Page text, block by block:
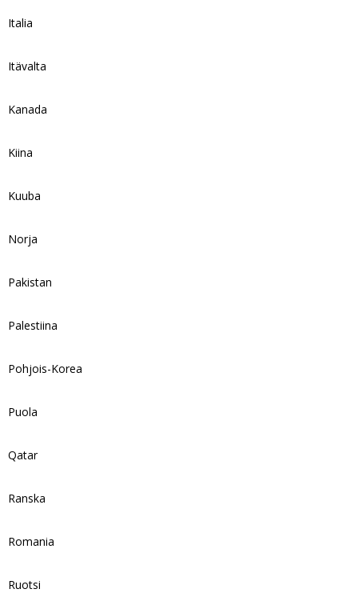
Italia
Itävalta
Kanada
Kiina
Kuuba
Norja
Pakistan
Palestiina
Pohjois-Korea
Puola
Qatar
Ranska
Romania
Ruotsi